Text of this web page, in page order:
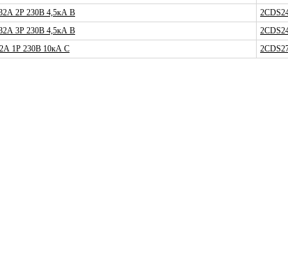
2P 230В 4,5кА B
3P 230В 4,5кА B
1P 230В 10кА C